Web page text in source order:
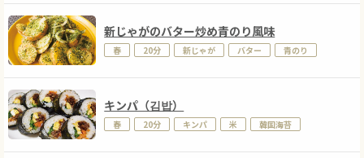
新じゃがのバター炒め青のり風味
春 20分 新じゃが バター 青のり
キンパ（김밥）
春 20分 キンパ 米 韓国海苔